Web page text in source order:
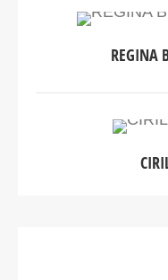
REGINA